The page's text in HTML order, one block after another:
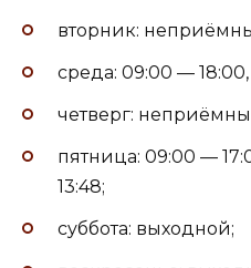
вторник:
среда: 09:00 —
четверг:
пятница: 09:00 —
13:48;
суббота: выходной;